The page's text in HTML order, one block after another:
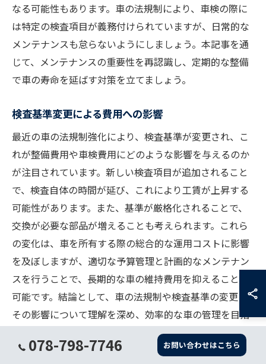
なる可能性もあります。車の法規制により、車検の際に
は特定の検査項目が義務付けられていますが、日常的な
メンテナンスも怠らないようにしましょう。本記事を通
じて、メンテナンスの重要性を再認識し、定期的な整備
で車の寿命を延ばす対策を立てましょう。
検査基準変更による費用への影響
最近の車の法規制強化により、検査基準が変更され、こ
れが整備費用や車検費用にどのような影響を与えるのか
が注目されています。新しい検査項目が追加されること
で、検査自体の時間が延び、これにより工賃が上昇する
可能性があります。また、基準が厳格化されることで、
交換が必要な部品が増えることも考えられます。これら
の変化は、車を所有する際の総合的な運用コストに影響
を及ぼしますが、適切な予算管理と計画的なメンテナン
スを行うことで、長期的な車の維持費用を抑えることが
可能です。結論として、車の法規制や検査基準の変更と
その影響について理解を深め、効率的な車の管理を目指
しましょう。この情報が、今後の車選びやメンテナンス
計画の立案に寄与することを期待しています。
078-798-7746 お問い合わせはこちら